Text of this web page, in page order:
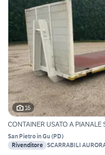
16
CONTAINER USATO A PIANALE
San Pietro in Gu(PD)
Rivenditore SCARRABILI